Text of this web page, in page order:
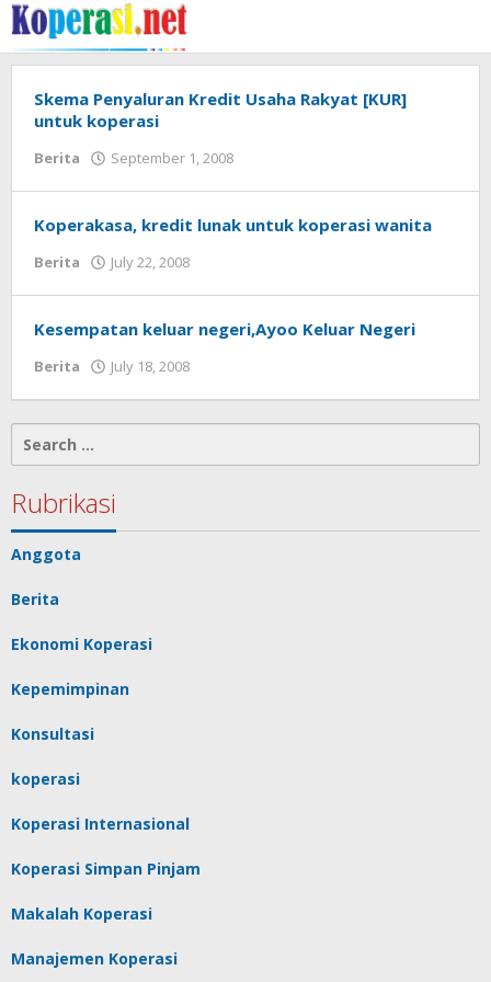
Skip
to
content
Skema Penyaluran Kredit Usaha Rakyat [KUR]
untuk koperasi
Berita September 1, 2008
Koperakasa, kredit lunak untuk koperasi wanita
Berita July 22, 2008
Kesempatan keluar negeri,Ayoo Keluar Negeri
Berita July 18, 2008
for:
Rubrikasi
Anggota
Berita
Ekonomi Koperasi
Kepemimpinan
Konsultasi
koperasi
Koperasi Internasional
Koperasi Simpan Pinjam
Makalah Koperasi
Manajemen Koperasi